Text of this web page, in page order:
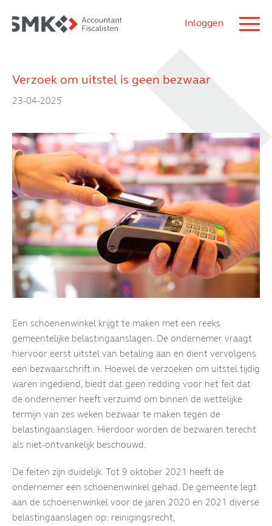
Inloggen
Verzoek om uitstel is geen bezwaar
23-04-2025
Een schoenenwinkel krijgt te maken met een reeks
gemeentelijke belastingaanslagen. De ondernemer vraagt
hiervoor eerst uitstel van betaling aan en dient vervolgens
een bezwaarschrift in. Hoewel de verzoeken om uitstel tijdig
waren ingediend, biedt dat geen redding voor het feit dat
de ondernemer heeft verzuimd om binnen de wettelijke
termijn van zes weken bezwaar te maken tegen de
belastingaanslagen. Hierdoor worden de bezwaren terecht
als niet-ontvankelijk beschouwd.
De feiten zijn duidelijk. Tot 9 oktober 2021 heeft de
ondernemer een schoenenwinkel gehad. De gemeente legt
aan de schoenenwinkel voor de jaren 2020 en 2021 diverse
belastingaanslagen op: reinigingsrecht,